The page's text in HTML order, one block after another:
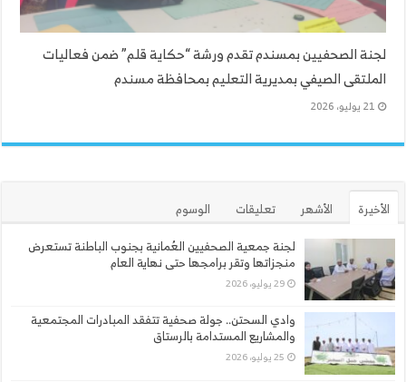
لجنة الصحفيين بمسندم تقدم ورشة “حكاية قلم” ضمن فعاليات
الملتقى الصيفي بمديرية التعليم بمحافظة مسندم
21 يوليو، 2026
الأخيرة الأشهر تعليقات
الوسوم
لجنة جمعية الصحفيين العُمانية بجنوب الباطنة تستعرض
منجزاتها وتقر برامجها حتى نهاية العام
29 يوليو، 2026
وادي السحتن.. جولة صحفية تتفقد المبادرات المجتمعية
والمشاريع المستدامة بالرستاق
25 يوليو، 2026